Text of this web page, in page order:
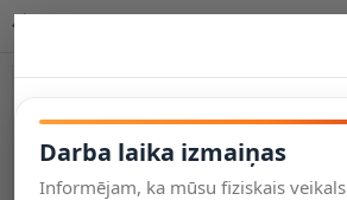
Darba laika izmaiņas
Informējam, ka mūsu fiziskais veikals